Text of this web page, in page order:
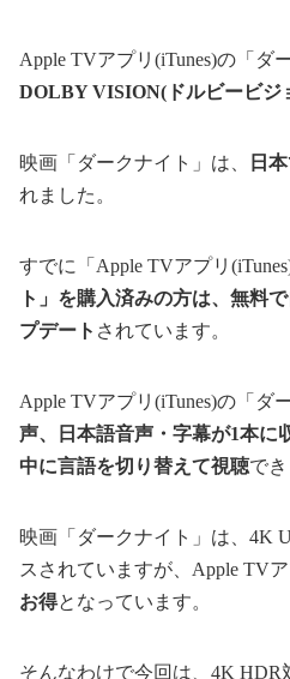
Apple TVアプリ(iTunes)の「ダ
DOLBY VISION(ドルビービジ
映画「ダークナイト」は、 日
れました。
すでに「Apple TVアプリ
ト」を購入済みの方は、無料
プデート されています。
Apple TVアプリ(iTunes)の「ダ
声、日本語音声・字幕が1本に
中に言語を切り替えて視聴でき
映画「ダークナイト」は、4K
スされていますが、Apple TV
お得となっています。
そんなわけで今回は、4K HDR